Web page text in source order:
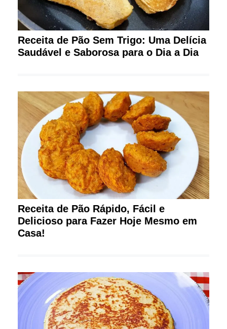
Receita de Pão Sem Trigo: Uma Delícia
Saudável e Saborosa para o Dia a Dia
Receita de Pão Rápido, Fácil e
Delicioso para Fazer Hoje Mesmo em
Casa!